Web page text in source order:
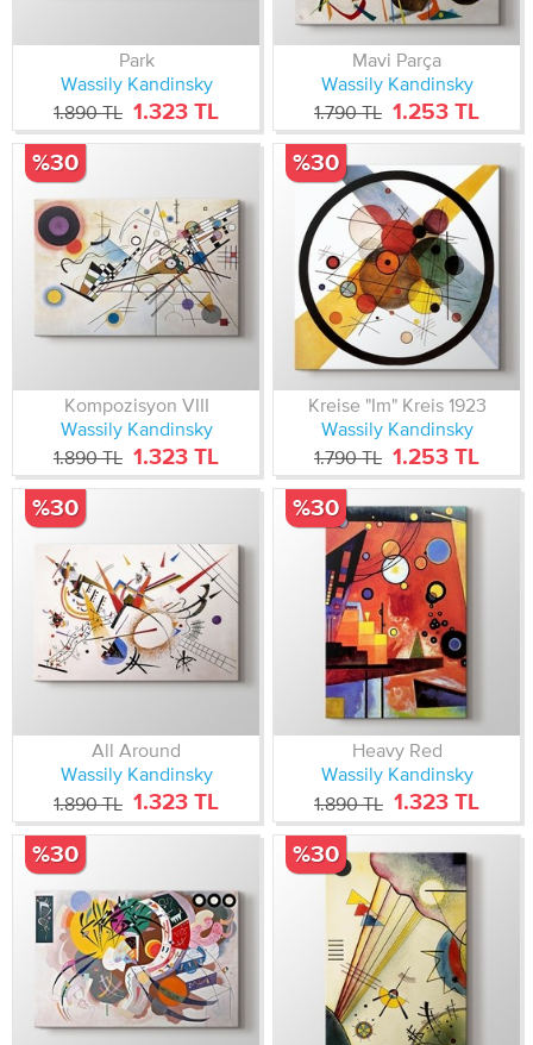
Park
Wassily Kandinsky
1.890 TL 1.323 TL
Mavi Parça
Wassily Kandinsky
1.790 TL 1.253 TL
Kompozisyon VIII
Wassily Kandinsky
1.890 TL 1.323 TL
%30
Kreise "Im" Kreis 1923
Wassily Kandinsky
1.790 TL 1.253 TL
%30
All Around
Wassily Kandinsky
1.890 TL 1.323 TL
%30
Heavy Red
Wassily Kandinsky
1.890 TL 1.323 TL
%30
%30 %30